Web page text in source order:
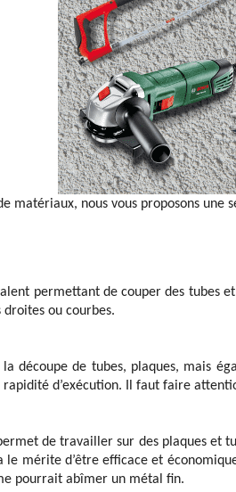
matériaux, nous vous proposons une
permettant de couper des tubes
ou courbes.
découpe de tubes, plaques, mais
d’exécution. Il faut faire
de travailler sur des plaques et
mérite d’être efficace et
pourrait abîmer un métal fin.